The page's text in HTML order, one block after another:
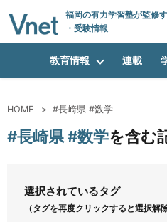
福岡の有力学習塾が監修
・受験情報
編集方針
vnetアライアンス企業
教育情報 連載
HOME #長崎県 #数学
#長崎県 #数学を含む
選択されているタグ
（タグを再度クリックすると選択解